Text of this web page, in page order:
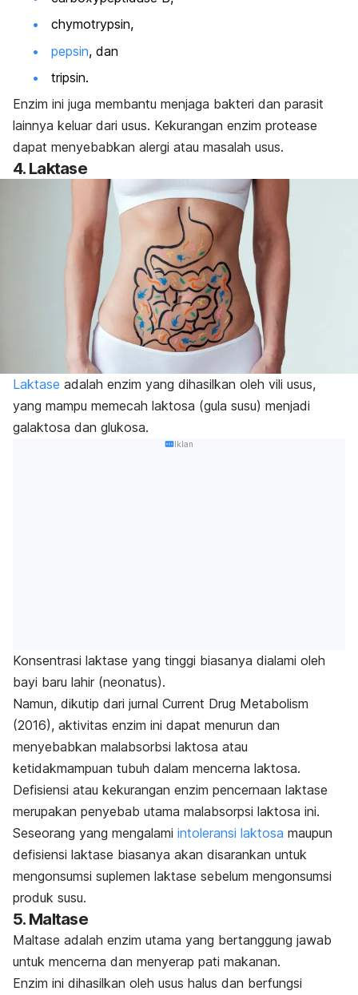
chymotrypsin,
pepsin, dan
tripsin.
Enzim ini juga membantu menjaga bakteri dan parasit
lainnya keluar dari usus. Kekurangan enzim protease
dapat menyebabkan alergi atau masalah usus.
4. Laktase
Laktase adalah enzim yang dihasilkan oleh vili usus,
yang mampu memecah laktosa (gula susu) menjadi
galaktosa dan glukosa.
Iklan
Konsentrasi laktase yang tinggi biasanya dialami oleh
bayi baru lahir (neonatus).
Namun, dikutip dari jurnal Current Drug Metabolism
(2016), aktivitas enzim ini dapat menurun dan
menyebabkan malabsorbsi laktosa atau
ketidakmampuan tubuh dalam mencerna laktosa.
Defisiensi atau kekurangan enzim pencernaan laktase
merupakan penyebab utama malabsorpsi laktosa ini.
Seseorang yang mengalami intoleransi laktosa maupun
defisiensi laktase biasanya akan disarankan untuk
mengonsumsi suplemen laktase sebelum mengonsumsi
produk susu.
5. Maltase
Maltase adalah enzim utama yang bertanggung jawab
untuk mencerna dan menyerap pati makanan.
Enzim ini dihasilkan oleh usus halus dan berfungsi